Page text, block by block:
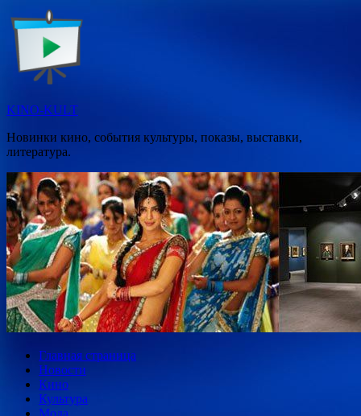
Перейти
к
содержимому
KINO-KULT
Новинки кино, события культуры, показы, выставки,
литература.
Главная страница
Новости
Кино
Культура
Мода